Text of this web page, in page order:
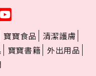
寶寶食品
清潔護膚
寶寶書籍 外出用品